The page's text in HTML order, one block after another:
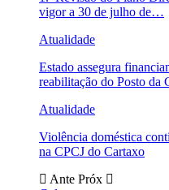
vigor a 30 de julho de…
Atualidade
Estado assegura
reabilitação do Posto
Atualidade
Violência doméstica
na CPCJ do Cartaxo
Ante Próx